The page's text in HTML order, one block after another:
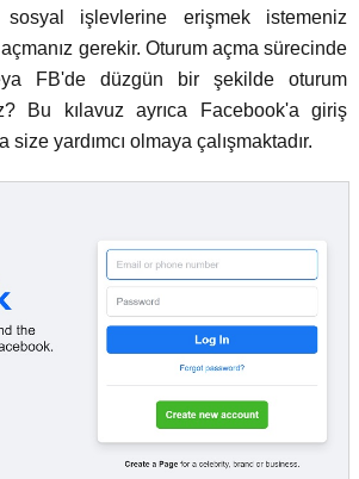
sosyal işlevlerine erişmek istemeniz
gerekir. Oturum açma sürecinde
FB'de düzgün bir şekilde oturum
Bu kılavuz ayrıca Facebook'a giriş
size yardımcı olmaya çalışmaktadır.